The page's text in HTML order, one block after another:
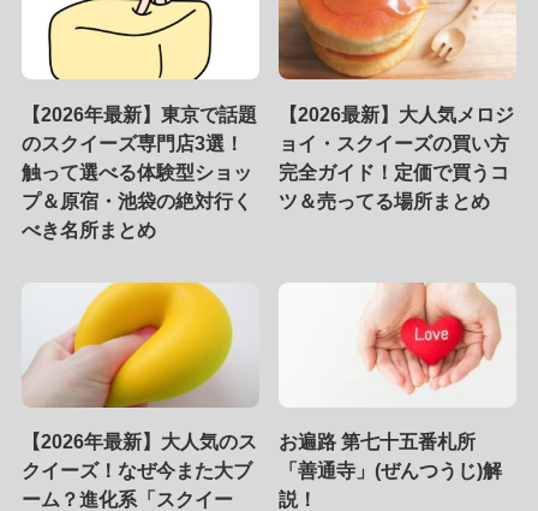
【2026年最新】東京で話題
のスクイーズ専門店3選！
触って選べる体験型ショッ
プ＆原宿・池袋の絶対行く
べき名所まとめ
【2026最新】大人気メロジ
ョイ・スクイーズの買い方
完全ガイド！定価で買うコ
ツ＆売ってる場所まとめ
【2026年最新】大人気のス
クイーズ！なぜ今また大ブ
ーム？進化系「スクイー
お遍路 第七十五番札所
「善通寺」(ぜんつうじ)解
説！